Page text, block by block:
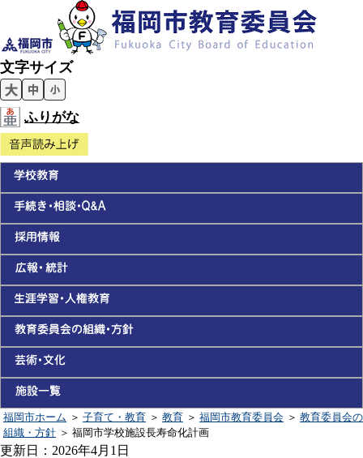
文字サイズ
ふりがな
福岡市ホーム ＞ 子育て・教育 ＞ 教育 ＞ 福岡市教育委員会 ＞ 教育委員会の
組織・方針 ＞ 福岡市学校施設長寿命化計画
更新日：2026年4月1日